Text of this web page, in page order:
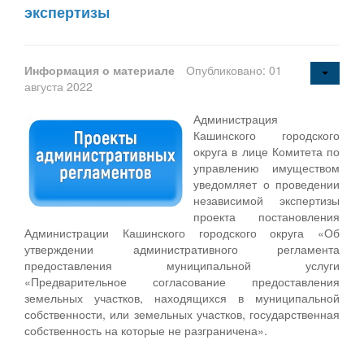
экспертизы
Информация о материале
Опубликовано: 01
августа 2022
Администрация
Кашинского городского
округа в лице Комитета по
управлению имуществом
уведомляет о проведении
независимой экспертизы
проекта постановления
Администрации Кашинского городского округа «Об
утверждении административного регламента
предоставления муниципальной услуги
«Предварительное согласование предоставления
земельных участков, находящихся в муниципальной
собственности, или земельных участков, государственная
собственность на которые не разграничена».